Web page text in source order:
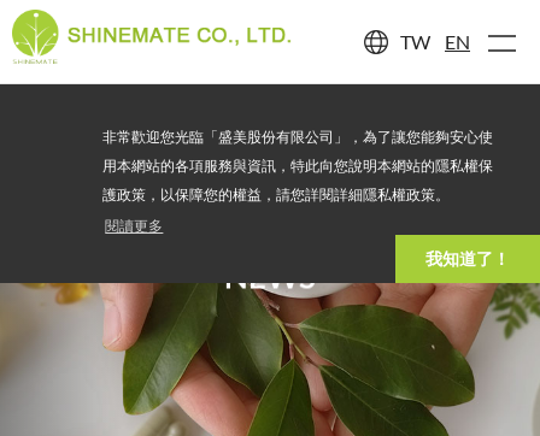
非常歡迎您光臨「盛美股份有限公司」，為了讓您能夠安心使
用本網站的各項服務與資訊，特此向您說明本網站的隱私權保
護政策，以保障您的權益，請您詳閱詳細隱私權政策。
閱讀更多
我知道了！
TW EN
NEWS